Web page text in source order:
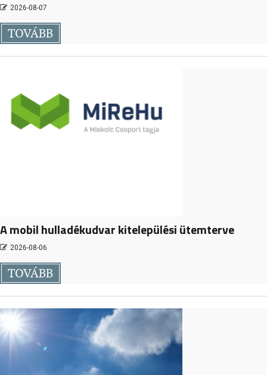
2026-08-07
TOVÁBB
A mobil hulladékudvar kitelepülési ütemterve
2026-08-06
TOVÁBB